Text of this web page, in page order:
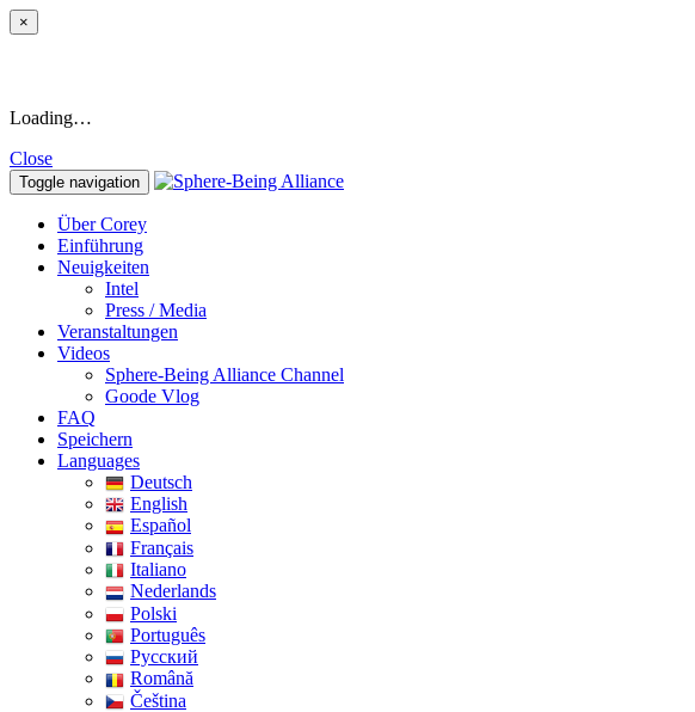
×
Loading…
Close
Toggle navigation
Über Corey
Einführung
Neuigkeiten
Intel
Press / Media
Veranstaltungen
Videos
Sphere-Being Alliance Channel
Goode Vlog
FAQ
Speichern
Languages
Deutsch
English
Español
Français
Italiano
Nederlands
Polski
Português
Pусский
Română
Čeština